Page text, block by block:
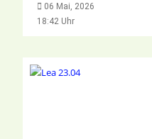
06 Mai, 2026
18:42 Uhr